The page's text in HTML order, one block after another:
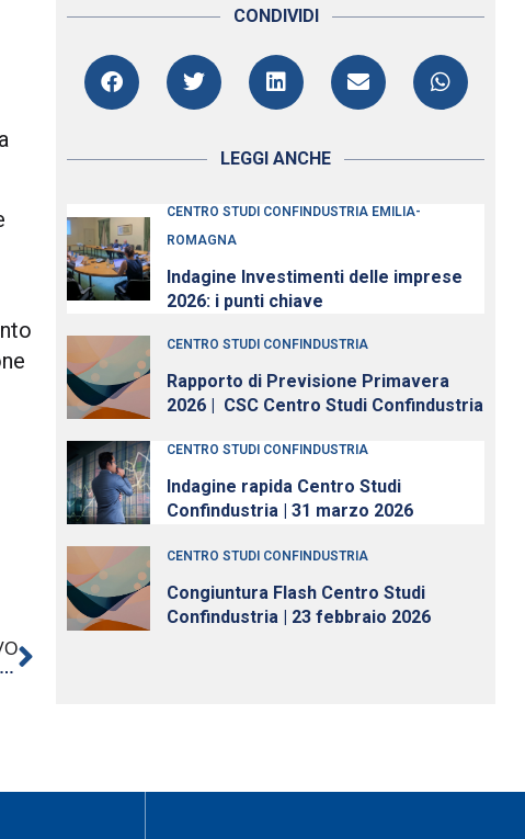
UN CAMBIO DI PARADIGMA PER L’ECONOMIA ITALIANA | RAPPORTO DI PREVISIONE DEL CSC – AUTUNNO 2020
CONDIVIDI
LEGGI ANCHE
CENTRO STUDI CONFINDUSTRIA EMILIA-
ROMAGNA
Indagine Investimenti delle imprese
2026: i punti chiave
CENTRO STUDI CONFINDUSTRIA
Rapporto di Previsione Primavera
2026 | CSC Centro Studi Confindustria
CENTRO STUDI CONFINDUSTRIA
Indagine rapida Centro Studi
Confindustria | 31 marzo 2026
CENTRO STUDI CONFINDUSTRIA
Congiuntura Flash Centro Studi
Confindustria | 23 febbraio 2026